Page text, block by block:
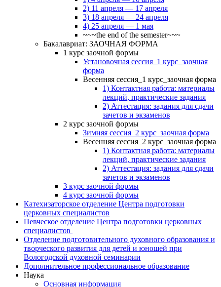
2) 11 апреля — 17 апреля
3) 18 апреля — 24 апреля
4) 25 апреля — 1 мая
~~~the end of the semester~~~
Бакалавриат: ЗАОЧНАЯ ФОРМА
1 курс заочной формы
Установочная сессия_1 курс_заочная
форма
Весенняя сессия_1 курс_заочная форма
1) Контактная работа: материалы
лекций, практические задания
2) Аттестация: задания для сдачи
зачетов и экзаменов
2 курс заочной формы
Зимняя сессия_2 курс_заочная форма
Весенняя сессия_2 курс_заочная форма
1) Контактная работа: материалы
лекций, практические задания
2) Аттестация: задания для сдачи
зачетов и экзаменов
3 курс заочной формы
4 курс заочной формы
Катехизаторское отделение Центра подготовки
церковных специалистов
Певческое отделение Центра подготовки церковных
специалистов
Отделение подготовительного духовного образования и
творческого развития для детей и юношей при
Вологодской духовной семинарии
Дополнительное профессиональное образование
Наука
Основная информация